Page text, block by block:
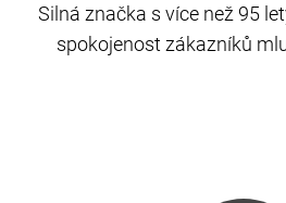
Silná značka s více než 95
spokojenost zákazníků